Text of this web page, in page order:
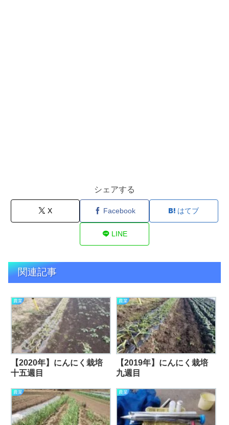
シェアする
X Facebook はてブ
LINE
関連記事
農業
【2020年】にんにく栽培
十五週目
農業
【2019年】にんにく栽培
九週目
農業 農業